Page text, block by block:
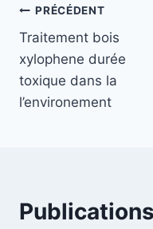
Navigation
de
l’article
PRÉCÉDENT
Traitement bois
xylophene durée
toxique dans la
l’environement